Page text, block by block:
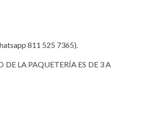
811 525 7365).
LA PAQUETERÍA ES DE 3 A